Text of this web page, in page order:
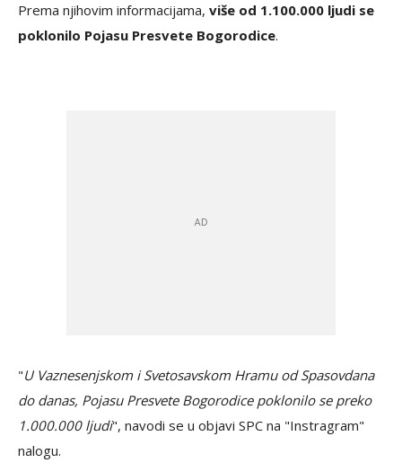
Prema njihovim informacijama, više od 1.100.000 ljudi se
poklonilo Pojasu Presvete Bogorodice.
"U Vaznesenjskom i Svetosavskom Hramu od Spasovdana
do danas, Pojasu Presvete Bogorodice poklonilo se preko
1.000.000 ljudi", navodi se u objavi SPC na "Instragram"
nalogu.